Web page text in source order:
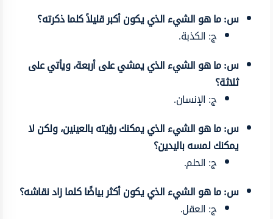
س: ما هو الشيء الذي يكون أكبر قليلاً كلما ذكرته؟
ج: الكذبة.
س: ما هو الشيء الذي يمشي على أربعة، ويأتي على
ثلاثة؟
ج: الإنسان.
س: ما هو الشيء الذي يمكنك رؤيته بالعينين، ولكن لا
يمكنك لمسه باليدين؟
ج: الحلم.
س: ما هو الشيء الذي يكون أكثر بياضًا كلما زاد نقاشه؟
ج: العقل.